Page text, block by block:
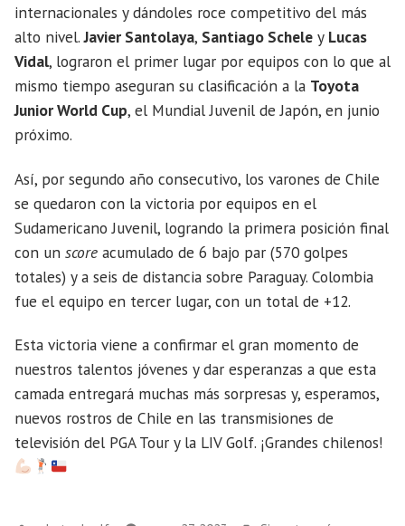
internacionales y dándoles roce competitivo del más
alto nivel.Javier Santolaya, Santiago Schele y Lucas
Vidal, lograron el primer lugar por equipos con lo que al
mismo tiempo aseguran su clasificación a la Toyota
Junior World Cup, el Mundial Juvenil de Japón, en junio
próximo.
Así, por segundo año consecutivo, los varones de Chile
se quedaron con la victoria por equipos en el
Sudamericano Juvenil, logrando la primera posición final
con un score acumulado de 6 bajo par (570 golpes
totales) y a seis de distancia sobre Paraguay. Colombia
fue el equipo en tercer lugar, con un total de +12.
Esta victoria viene a confirmar el gran momento de
nuestros talentos jóvenes y dar esperanzas a que esta
camada entregará muchas más sorpresas y, esperamos,
nuevos rostros de Chile en las transmisiones de
televisión del PGA Tour y la LIV Golf. ¡Grandes chilenos!